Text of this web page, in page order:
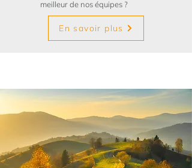
meilleur de nos équipes ?
En savoir plus